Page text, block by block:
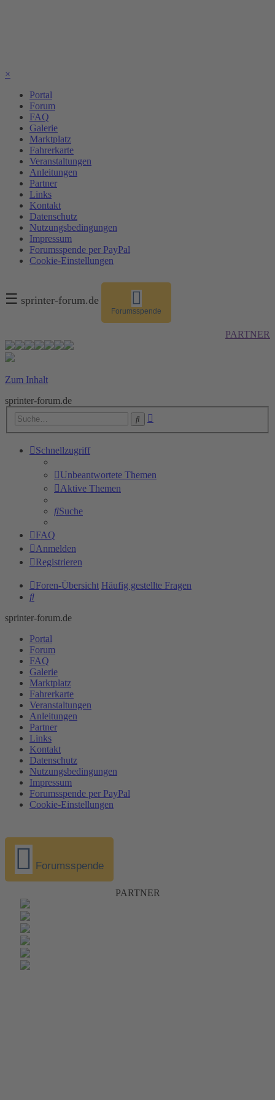
×
Portal
Forum
FAQ
Galerie
Marktplatz
Fahrerkarte
Veranstaltungen
Anleitungen
Partner
Links
Kontakt
Datenschutz
Nutzungsbedingungen
Impressum
Forumsspende per PayPal
Cookie-Einstellungen
☰ sprinter-forum.de
Forumsspende
PARTNER
Zum Inhalt
sprinter-forum.de
Suche
Schnellzugriff
Unbeantwortete Themen
Aktive Themen
Suche
FAQ
Anmelden
Registrieren
Foren-Übersicht Häufig gestellte Fragen
Suche
sprinter-forum.de
Portal
Forum
FAQ
Galerie
Marktplatz
Fahrerkarte
Veranstaltungen
Anleitungen
Partner
Links
Kontakt
Datenschutz
Nutzungsbedingungen
Impressum
Forumsspende per PayPal
Cookie-Einstellungen
Forumsspende
PARTNER